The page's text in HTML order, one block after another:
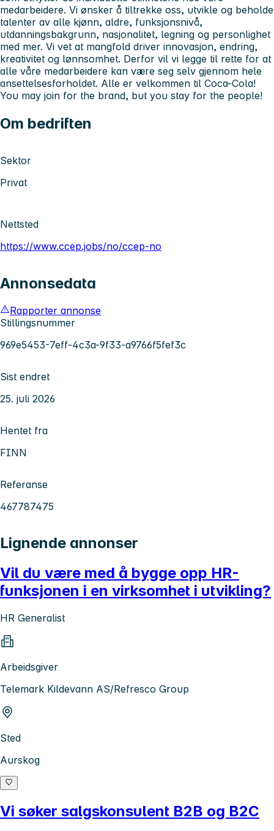
medarbeidere. Vi ønsker å tiltrekke oss, utvikle og beholde
talenter av alle kjønn, aldre, funksjonsnivå,
utdanningsbakgrunn, nasjonalitet, legning og personlighet
med mer. Vi vet at mangfold driver innovasjon, endring,
kreativitet og lønnsomhet. Derfor vil vi legge til rette for at
alle våre medarbeidere kan være seg selv gjennom hele
ansettelsesforholdet. Alle er velkommen til Coca-Cola!
You may join for the brand, but you stay for the people!
Om bedriften
Sektor
Privat
Nettsted
https://www.ccep.jobs/no/ccep-no
Annonsedata
Rapporter annonse
Stillingsnummer
969e5453-7eff-4c3a-9f33-a9766f5fef3c
Sist endret
25. juli 2026
Hentet fra
FINN
Referanse
467787475
Lignende annonser
Vil du være med å bygge opp HR-
funksjonen i en virksomhet i utvikling?
HR Generalist
Arbeidsgiver
Telemark Kildevann AS/Refresco Group
Sted
Aurskog
Vi søker salgskonsulent B2B og B2C